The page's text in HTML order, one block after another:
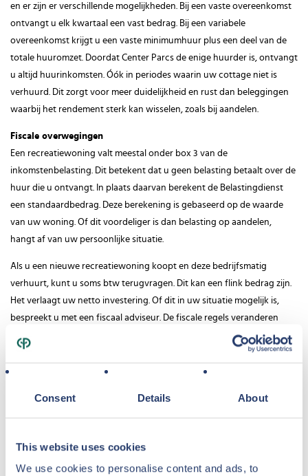
Consent Details About
This website uses cookies
We use cookies to personalise content and ads, to
en er zijn er verschillende mogelijkheden. Bij een vaste overeenkomst
ontvangt u elk kwartaal een vast bedrag. Bij een variabele
overeenkomst krijgt u een vaste minimumhuur plus een deel van de
totale huuromzet. Doordat Center Parcs de enige huurder is, ontvangt
u altijd huurinkomsten. Óók in periodes waarin uw cottage niet is
verhuurd. Dit zorgt voor meer duidelijkheid en rust dan beleggingen
waarbij het rendement sterk kan wisselen, zoals bij aandelen.
Fiscale overwegingen
Een recreatiewoning valt meestal onder box 3 van de
inkomstenbelasting. Dit betekent dat u geen belasting betaalt over de
huur die u ontvangt. In plaats daarvan berekent de Belastingdienst
een standaardbedrag. Deze berekening is gebaseerd op de waarde
van uw woning. Of dit voordeliger is dan belasting op aandelen,
hangt af van uw persoonlijke situatie.
Als u een nieuwe recreatiewoning koopt en deze bedrijfsmatig
verhuurt, kunt u soms btw terugvragen. Dit kan een flink bedrag zijn.
Het verlaagt uw netto investering. Of dit in uw situatie mogelijk is,
bespreekt u met een fiscaal adviseur. De fiscale regels veranderen
regelmatig en daarom adviseren we altijd om dit met een specialist te
bespreken. Zo weet u zeker wat in uw persoonlijke situatie het beste
Eenvoudiger dan beleggen in aandelen
in de markt. Ook moet u regelmatig uw portefeuille aanpassen. Niet
iedereen heeft hier tijd of interesse voor.